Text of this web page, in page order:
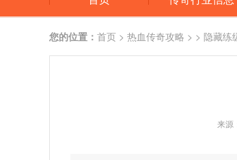
您的位置： 首页 > 热血传奇攻略 > > 隐藏练
来源